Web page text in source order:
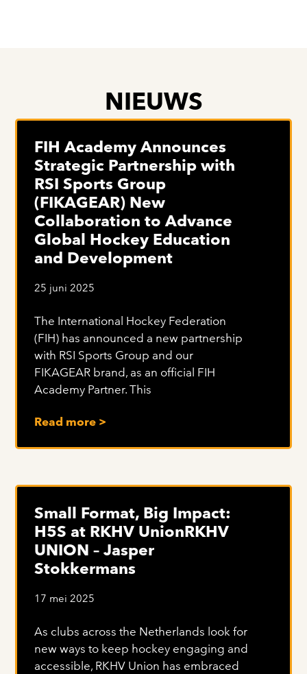
NIEUWS
FIH Academy Announces
Strategic Partnership with
RSI Sports Group
(FIKAGEAR) New
Collaboration to Advance
Global Hockey Education
and Development
25 juni 2025
The International Hockey Federation
(FIH) has announced a new partnership
with RSI Sports Group and our
FIKAGEAR brand, as an official FIH
Academy Partner. This
Read more >
Small Format, Big Impact:
H5S at RKHV UnionRKHV
UNION – Jasper
Stokkermans
17 mei 2025
As clubs across the Netherlands look for
new ways to keep hockey engaging and
accessible, RKHV Union has embraced